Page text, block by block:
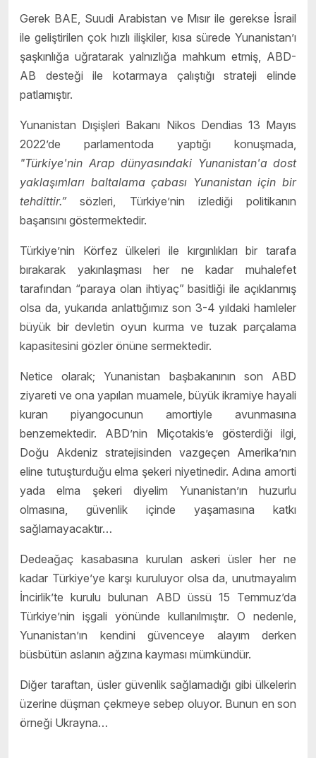
Gerek BAE, Suudi Arabistan ve Mısır ile gerekse İsrail
ile geliştirilen çok hızlı ilişkiler, kısa sürede Yunanistan’ı
şaşkınlığa uğratarak yalnızlığa mahkum etmiş, ABD-
AB desteği ile kotarmaya çalıştığı strateji elinde
patlamıştır.
Yunanistan Dışişleri Bakanı Nikos Dendias 13 Mayıs
2022’de parlamentoda yaptığı konuşmada,
"Türkiye'nin Arap dünyasındaki Yunanistan'a dost
yaklaşımları baltalama çabası Yunanistan için bir
tehdittir.”sözleri, Türkiye’nin izlediği politikanın
başarısını göstermektedir.
Türkiye’nin Körfez ülkeleri ile kırgınlıkları bir tarafa
bırakarak yakınlaşması her ne kadar muhalefet
tarafından “paraya olan ihtiyaç” basitliği ile açıklanmış
olsa da, yukarıda anlattığımız son 3-4 yıldaki hamleler
büyük bir devletin oyun kurma ve tuzak parçalama
kapasitesini gözler önüne sermektedir.
Netice olarak; Yunanistan başbakanının son ABD
ziyareti ve ona yapılan muamele, büyük ikramiye hayali
kuran piyangocunun amortiyle avunmasına
benzemektedir. ABD’nin Miçotakis’e gösterdiği ilgi,
Doğu Akdeniz stratejisinden vazgeçen Amerika’nın
eline tutuşturduğu elma şekeri niyetinedir. Adına amorti
yada elma şekeri diyelim Yunanistan’ın huzurlu
olmasına, güvenlik içinde yaşamasına katkı
sağlamayacaktır…
Dedeağaç kasabasına kurulan askeri üsler her ne
kadar Türkiye’ye karşı kuruluyor olsa da, unutmayalım
İncirlik’te kurulu bulunan ABD üssü 15 Temmuz’da
Türkiye’nin işgali yönünde kullanılmıştır. O nedenle,
Yunanistan’ın kendini güvenceye alayım derken
büsbütün aslanın ağzına kayması mümkündür.
Diğer taraftan, üsler güvenlik sağlamadığı gibi ülkelerin
üzerine düşman çekmeye sebep oluyor. Bunun en son
örneği Ukrayna…